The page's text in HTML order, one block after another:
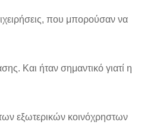
που μπορούσαν να
Και ήταν σημαντικό γιατί η
εξωτερικών κοινόχρηστων